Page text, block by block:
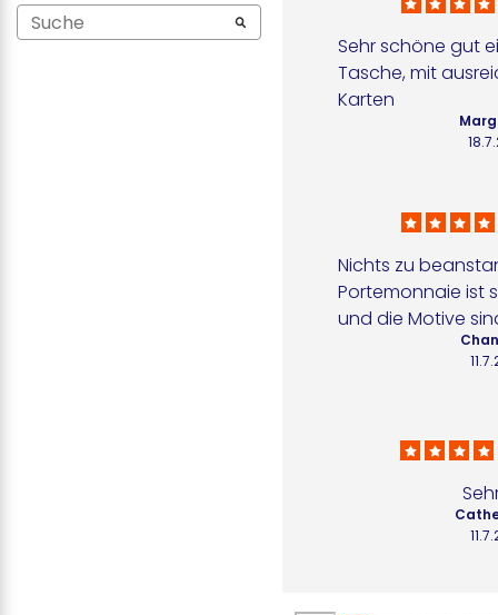
Sehr schöne gut
Tasche, mit
Karten
Nichts zu
Portemonnaie ist
und die Motive